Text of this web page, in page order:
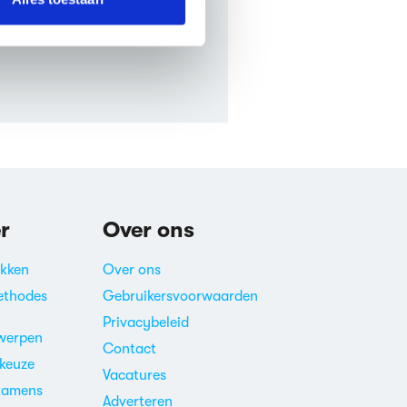
Over ons
Over ons
Gebruikersvoorwaarden
Privacybeleid
Contact
Vacatures
Adverteren